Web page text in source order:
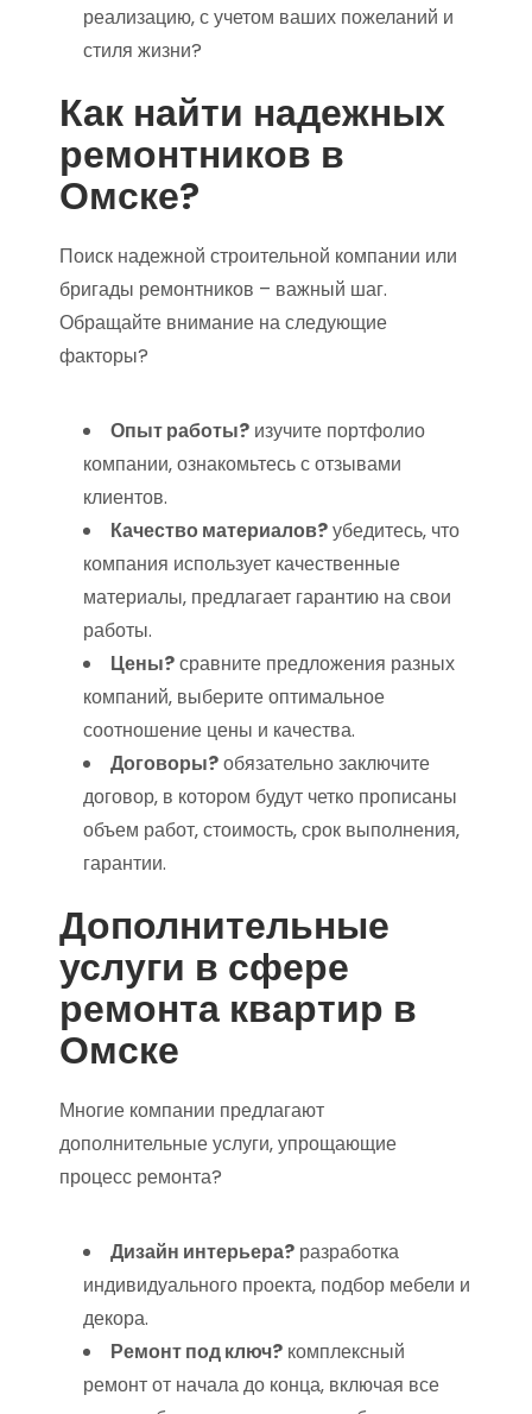
реализацию‚ с учетом ваших пожеланий и
стиля жизни?
Как найти надежных
ремонтников в
Омске?
Поиск надежной строительной компании или
бригады ремонтников – важный шаг.
Обращайте внимание на следующие
факторы?
Опыт работы? изучите портфолио
компании‚ ознакомьтесь с отзывами
клиентов.
Качество материалов?убедитесь‚ что
компания использует качественные
материалы‚ предлагает гарантию на свои
работы.
Цены?сравните предложения разных
компаний‚ выберите оптимальное
соотношение цены и качества.
Договоры?обязательно заключите
договор‚ в котором будут четко прописаны
объем работ‚ стоимость‚ срок выполнения‚
гарантии.
Дополнительные
услуги в сфере
ремонта квартир в
Омске
Многие компании предлагают
дополнительные услуги‚ упрощающие
процесс ремонта?
Дизайн интерьера? разработка
индивидуального проекта‚ подбор мебели и
декора.
Ремонт под ключ? комплексный
ремонт от начала до конца‚ включая все